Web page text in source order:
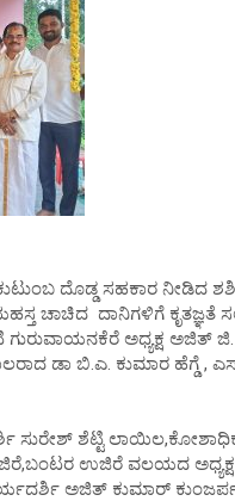
ದೊಡ್ಡ ಸಹಕಾರ ನೀಡಿದ
ಚಾಚಿದ ದಾನಿಗಳಿಗೆ ಕೃತಜ್ಞತೆ
ಅಧ್ಯಕ್ಷ ಅಜಿತ್ ಜಿ.
ಡಾ ಬಿ.ಎ. ಕುಮಾರ ಹೆಗ್ಡೆ ,
ಶೆಟ್ಟಿ
ಉಜಿರೆ ವಲಯದ ಅಧ್ಯಕ್ಷ
ಅಜಿತ್ ಕುಮಾರ್